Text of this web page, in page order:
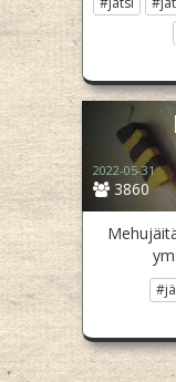
3860
2022-05-31